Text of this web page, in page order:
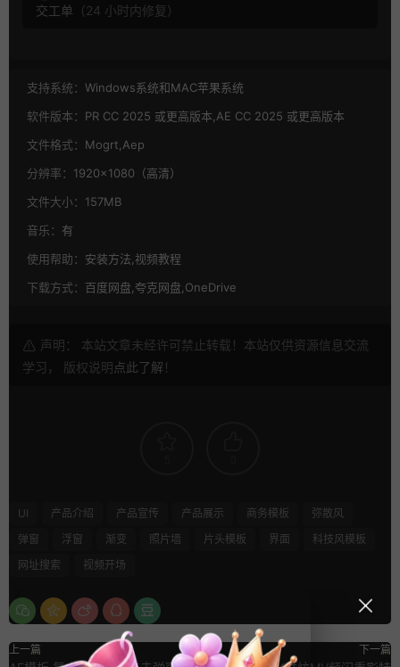
交工单 （24 小时内修复）
支持系统： Windows系统和MAC苹果系统
软件版本： PR CC 2025 或更高版本,AE CC 2025 或更高版本
文件格式： Mogrt,Aep
分辨率： 1920×1080（高清）
文件大小： 157MB
音乐： 有
使用帮助： 安装方法,视频教程
下载方式： 百度网盘,夸克网盘,OneDrive
声明： 本站文章未经许可禁止转载！本站仅供资源信息交流
学习， 版权说明点此了解 ！
UI 产品介绍 产品宣传 产品展示 商务模板
弥散风
弹窗
浮窗 渐变 照片墙 片头模板 界面
科技风模板
网址搜索
视频开场
上一篇 下一篇